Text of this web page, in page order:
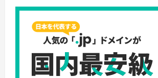
Set
の
詳
細
を
ご
覧
く
だ